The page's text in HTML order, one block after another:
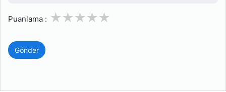
Puanlama : 3
2
1
Gönder